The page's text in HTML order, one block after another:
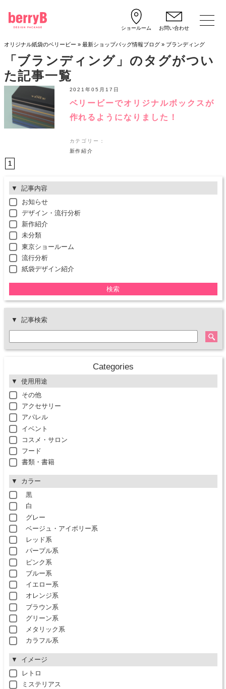
ショールーム お問い合わせ
オリジナル紙袋のベリービー » 最新ショップバッグ情報ブログ» ブランディング
「ブランディング」のタグがつい
た記事一覧
ベリービーでオリジナルボックスが
作れるようになりました！
2021年05月17日
カテゴリー：
新作紹介
1
記事内容
お知らせ
デザイン・流行分析
新作紹介
未分類
東京ショールーム
流行分析
紙袋デザイン紹介
検索
記事検索
Categories
使用用途
その他
アクセサリー
アパレル
イベント
コスメ・サロン
フード
書類・書籍
カラー
黒
白
グレー
ベージュ・アイボリー系
レッド系
パープル系
ピンク系
ブルー系
イエロー系
オレンジ系
ブラウン系
グリーン系
メタリック系
カラフル系
イメージ
レトロ
ミステリアス